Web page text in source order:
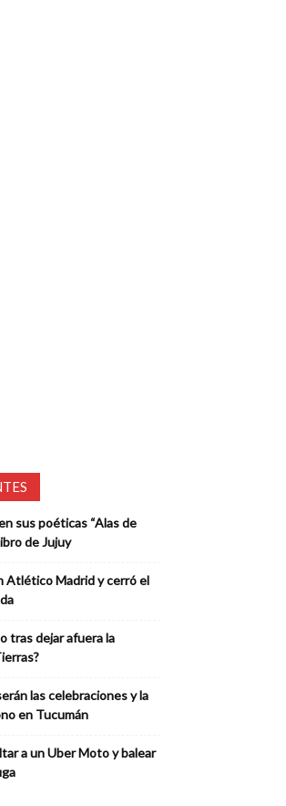
sus poéticas “Alas de
de Jujuy
Atlético Madrid y cerró el
tras dejar afuera la
las celebraciones y la
en Tucumán
a un Uber Moto y balear